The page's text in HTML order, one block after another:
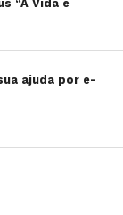
“A Vida é
ajuda por e-